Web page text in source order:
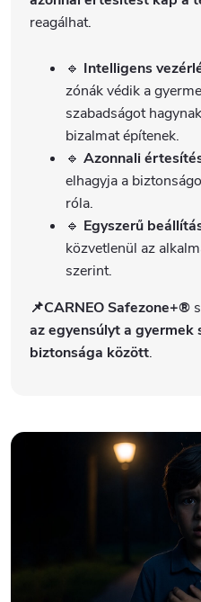
reagálhat.
🔹 Intelligens
zónák védik a
szabadságot
bizalmat építenek.
🔹Azonnali
elhagyja a
róla.
🔹 Egyszerű
közvetlenül az
szerint.
📌CARNEO Safezone+®
az egyensúlyt a gyermek
biztonsága között.